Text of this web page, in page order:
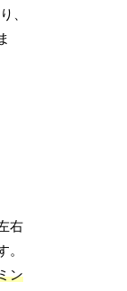
、
右
。
ン